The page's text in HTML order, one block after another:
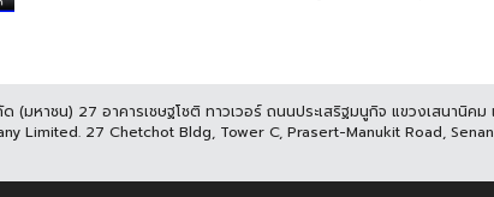
(มหาชน) 27 อาคารเชษฐโชติ ทาวเวอร์ ถนนประเสริฐมนูกิจ แขวงเสนานิค
Limited. 27 Chetchot Bldg, Tower C, Prasert-Manukit Road,